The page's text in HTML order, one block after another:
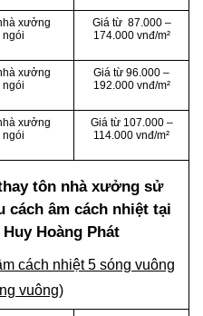
xưởng
ngói
Giá từ 87.000 –
174.000 vnđ/m²
xưởng
ngói
Giá từ 96.000 –
192.000 vnđ/m²
xưởng
ngói
Giá từ 107.000 –
114.000 vnđ/m²
tôn nhà xưởng sử
cách âm cách nhiệt tại
Hoàng Phát
cách nhiệt 5 sóng vuông
vuông)